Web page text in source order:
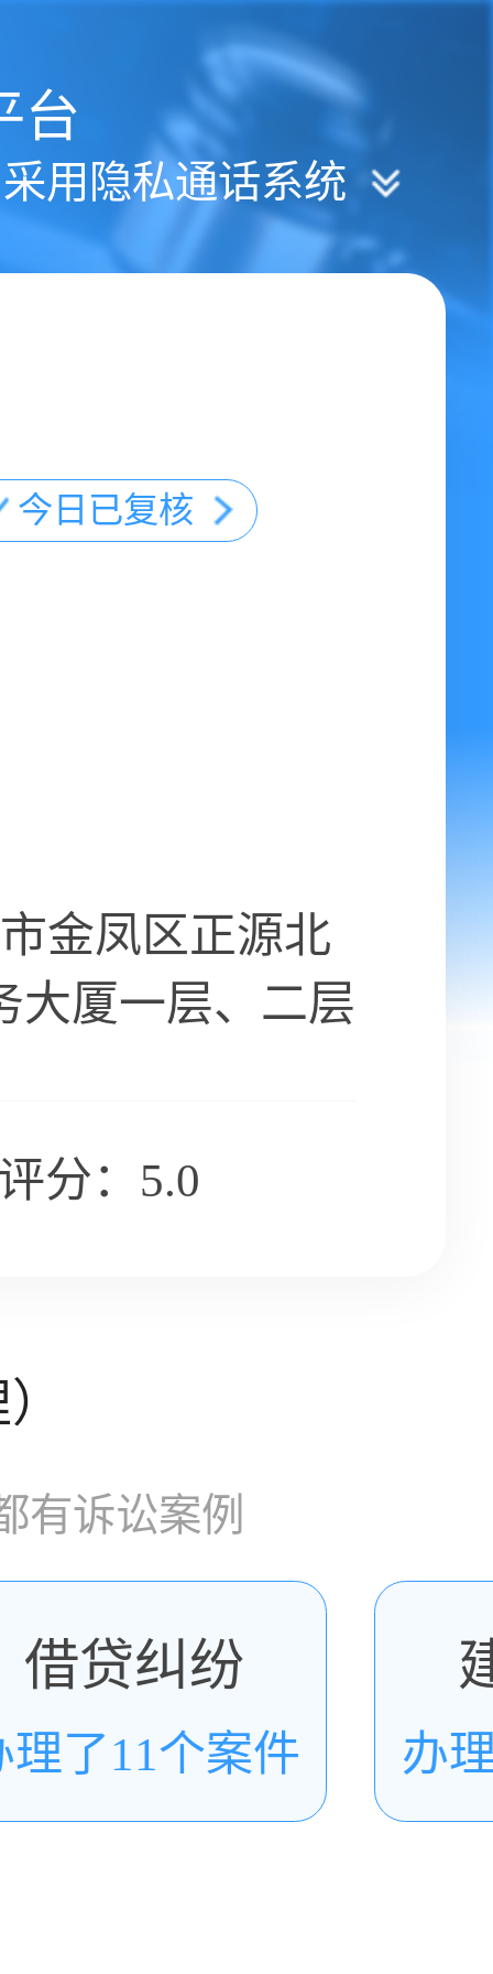
台
用隐私通话系统
今日已复核
金凤区正源北
大厦一层、二层
分：5.0
有诉讼案例
借贷纠纷
理了11个案件 办